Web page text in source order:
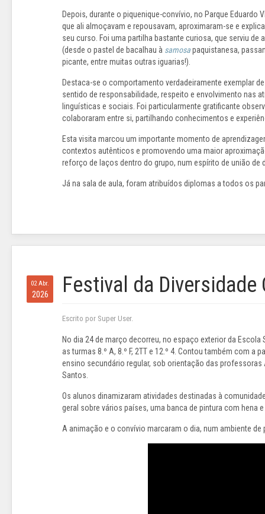
Depois, durante o piquenique-convívio, no Parque
que ali almoçavam e repousavam, aproximaram-se e
seu curso. Foi uma partilha bastante curiosa, que serviu
(desde o pastel de bacalhau à samosapaquistanesa,
picante, entre muitas outras iguarias!).
Destaca-se o comportamento verdadeiramente exemplar
sentido de responsabilidade, respeito e envolvimento nas
linguísticas e sociais. Foi particularmente gratificante
colaboraram entre si, partilhando conhecimentos e
Esta visita marcou um importante momento de
contextos autênticos e promovendo uma maior
reforço de laços dentro do grupo, num espírito de união de
Já na sala de aula, foram atribuídos diplomas a todos os
02 Abr.
2026 Festival da Diversidade
Escrito por Super User.
No dia 24 de março decorreu, no espaço exterior da
as turmas 8.º A, 8.º F, 2TT e 12.º 4. Contou também com a
ensino secundário regular, sob orientação das professoras
Santos.
Os alunos dinamizaram atividades destinadas à
geral sobre vários países, uma banca de pintura com
A animação e o convívio marcaram o dia, num ambiente